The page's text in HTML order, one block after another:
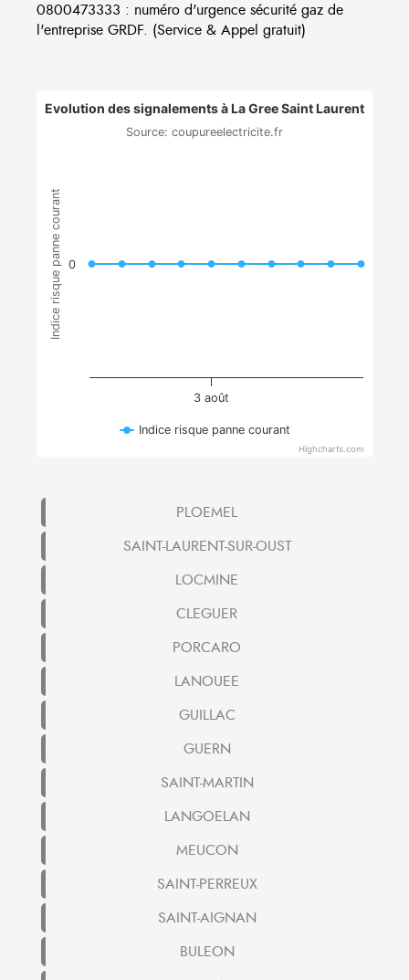
0800473333 : numéro d'urgence sécurité gaz de
l'entreprise GRDF. (Service & Appel gratuit)
Indice risque panne courant
Evolution des signalements à La Gree Saint Laurent
Source: coupureelectricite.fr
3 août
0
Indice risque panne courant
Highcharts.com
PLOEMEL
SAINT-LAURENT-SUR-OUST
LOCMINE
CLEGUER
PORCARO
LANOUEE
GUILLAC
GUERN
SAINT-MARTIN
LANGOELAN
MEUCON
SAINT-PERREUX
SAINT-AIGNAN
BULEON